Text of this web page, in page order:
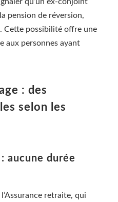
qu’un ex-conjoint
pension de réversion,
Cette possibilité offre une
aux personnes ayant
: des
selon les
aucune durée
retraite, qui